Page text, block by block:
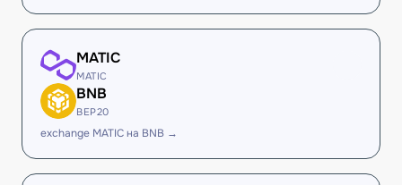
MATIC
MATIC
BNB
BEP20
exchange MATIC на BNB →